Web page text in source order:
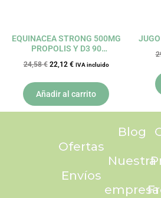
EQUINACEA STRONG 500MG
PROPOLIS Y D3 90
DIETMED
24,58€ 22,12 € IVA incluido
Añadir al carrito
Ofertas
Envíos
Blog
Nuestra
empresa